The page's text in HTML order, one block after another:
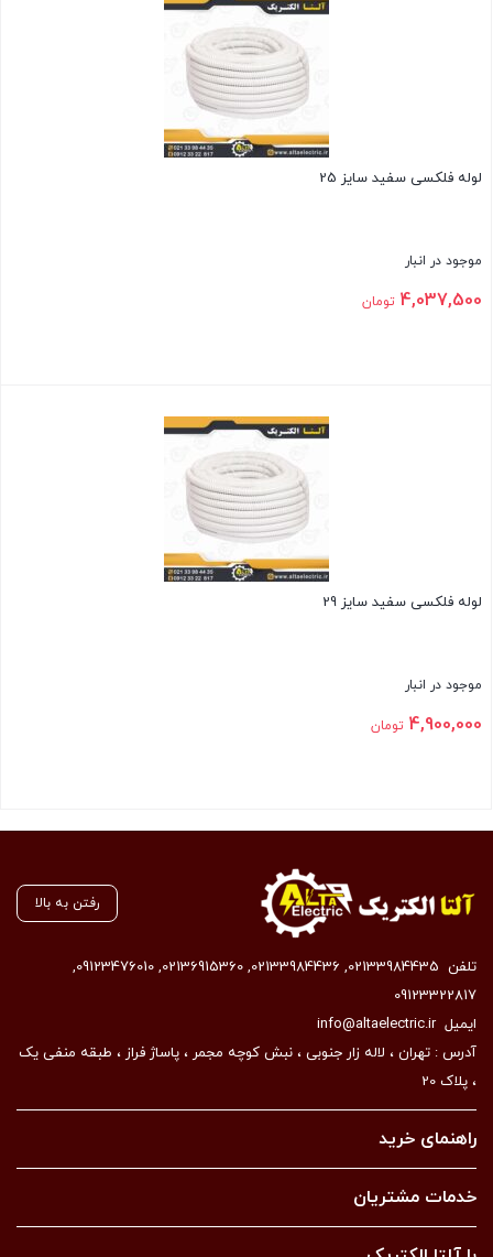
لوله فلکسی سفید سایز 25
موجود در انبار
4,037,500 تومان
لوله فلکسی سفید سایز 29
موجود در انبار
4,900,000 تومان
رفتن به بالا
تلفن 02133984435
,
02133984436
,
02136915360
,
09123476010
,
09123322817
ایمیلinfo@altaelectric.ir
آدرس : تهران ، لاله زار جنوبی ، نبش کوچه مجمر ، پاساژ فراز ، طبقه منفی یک
، پلاک 20
راهنمای خرید
خدمات مشتریان